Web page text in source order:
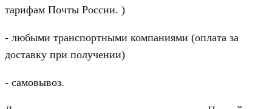
тарифам Почты России. )
- любыми транспортными компаниями (оплата за
доставку при получении)
- самовывоз.